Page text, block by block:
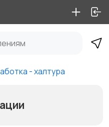
- халтура